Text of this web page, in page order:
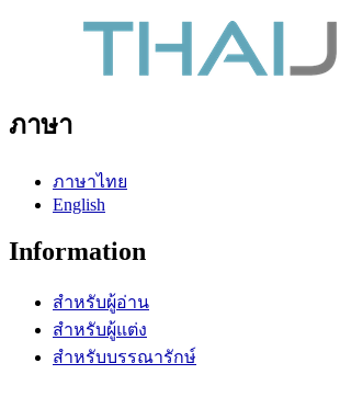
ภาษา
ภาษาไทย
English
Information
สำหรับผู้อ่าน
สำหรับผู้แต่ง
สำหรับบรรณารักษ์